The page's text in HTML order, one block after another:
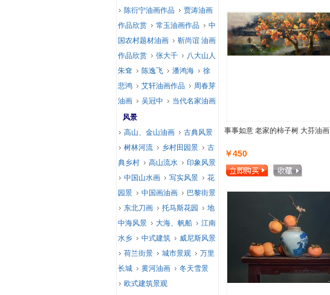
事事如意 老家的柿子树 大芬油画
￥450
陈衍宁油画作品
贾涛油画
作品欣赏
常玉油画作品
中
国农村题材油画
靳尚谊 油画
作品欣赏
张大千
八大山人
朱耷
陈逸飞 潘鸿海
徐
悲鸿
艾轩油画作品
周春芽
油画
吴冠中
当代名家油画
风景
高山、金山油画
古典风景
树林河流
乡村田园景
古
典乡村
高山流水
印象风景
中国山水画
写实风景
花
园景
中国画油画
巴黎街景
东北刀画
托马斯花园
地
中海风景
大海、帆船
江南
水乡
中式建筑
威尼斯风景
荷兰街景
城市景观
万里
长城
黄河油画
冬天雪景
欧式建筑景观